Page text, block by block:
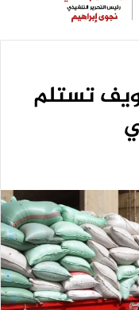
تستلم